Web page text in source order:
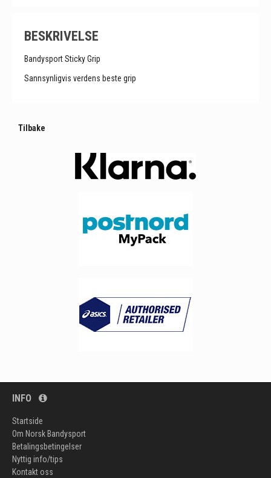
BESKRIVELSE
Bandysport Sticky Grip
Sannsynligvis verdens beste grip
Tilbake
INFO
Startside
Om Norsk Bandysport
Betalingsbetingelser
Nyttig info/tips
Kontakt oss